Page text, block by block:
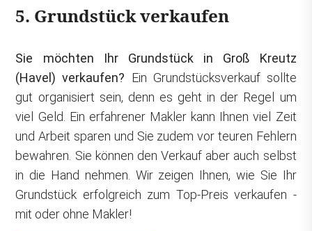
5. Grundstück verkaufen
Sie möchten Ihr Grundstück in Groß Kreutz
(Havel) verkaufen? Ein Grundstücksverkauf sollte
gut organisiert sein, denn es geht in der Regel um
viel Geld. Ein erfahrener Makler kann Ihnen viel Zeit
und Arbeit sparen und Sie zudem vor teuren Fehlern
bewahren. Sie können den Verkauf aber auch selbst
in die Hand nehmen. Wir zeigen Ihnen, wie Sie Ihr
Grundstück erfolgreich zum Top-Preis verkaufen -
mit oder ohne Makler!